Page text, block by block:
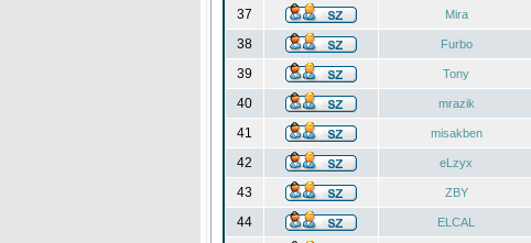
37
Mira
38
Furbo
39
Tony
40
mrazik
41
misakben
42
eLzyx
43
ZBY
44
ELCAL